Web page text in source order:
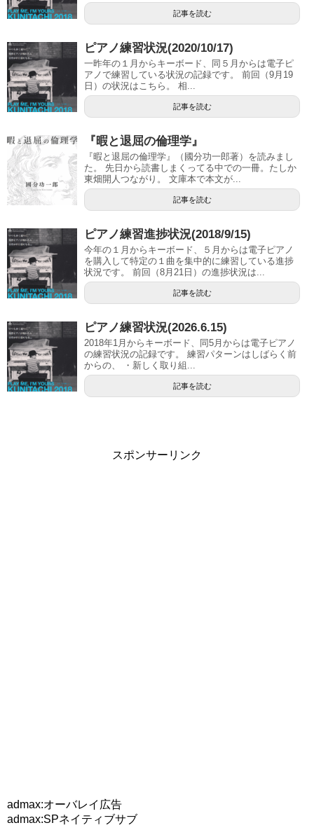
記事を読む
ピアノ練習状況(2020/10/17)
一昨年の１月からキーボード、同５月からは電子ピ
アノで練習している状況の記録です。 前回（9月19
日）の状況はこちら。 相...
記事を読む
『暇と退屈の倫理学』
『暇と退屈の倫理学』（國分功一郎著）を読みまし
た。 先日から読書しまくってる中での一冊。たしか
東畑開人つながり。 文庫本で本文が...
記事を読む
ピアノ練習進捗状況(2018/9/15)
今年の１月からキーボード、５月からは電子ピアノ
を購入して特定の１曲を集中的に練習している進捗
状況です。 前回（8月21日）の進捗状況は...
記事を読む
ピアノ練習状況(2026.6.15)
2018年1月からキーボード、同5月からは電子ピアノ
の練習状況の記録です。 練習パターンはしばらく前
からの、 ・新しく取り組...
記事を読む
スポンサーリンク
admax:オーバレイ広告
admax:SPネイティブサブ